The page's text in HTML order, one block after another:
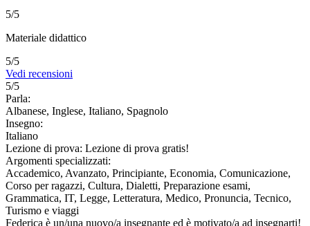
5/5
Materiale didattico
5/5
Vedi recensioni
5/5
Parla:
Albanese, Inglese, Italiano, Spagnolo
Insegno:
Italiano
Lezione di prova: Lezione di prova gratis!
Argomenti specializzati:
Accademico, Avanzato, Principiante, Economia, Comunicazione,
Corso per ragazzi, Cultura, Dialetti, Preparazione esami,
Grammatica, IT, Legge, Letteratura, Medico, Pronuncia, Tecnico,
Turismo e viaggi
Federica è un/una nuovo/a insegnante ed è motivato/a ad insegnarti!